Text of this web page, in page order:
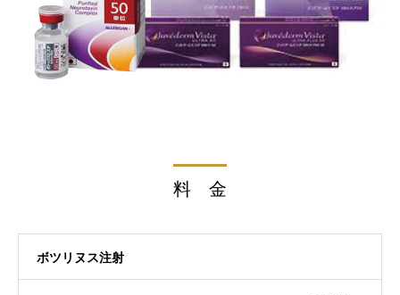
料 金
ボツリヌス注射